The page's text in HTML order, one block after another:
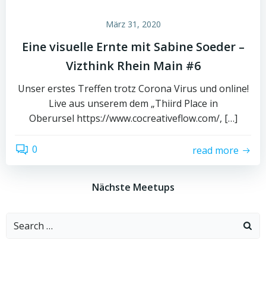
März 31, 2020
Eine visuelle Ernte mit Sabine Soeder –
Vizthink Rhein Main #6
Unser erstes Treffen trotz Corona Virus und online!
Live aus unserem dem „Thiird Place in
Oberursel https://www.cocreativeflow.com/, […]
0 read more
Nächste Meetups
Search